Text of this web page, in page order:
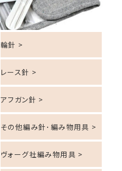
輪針 >
レース針 >
アフガン針 >
その他編み針･編み物用具 >
ヴォーグ社編み物用具 >